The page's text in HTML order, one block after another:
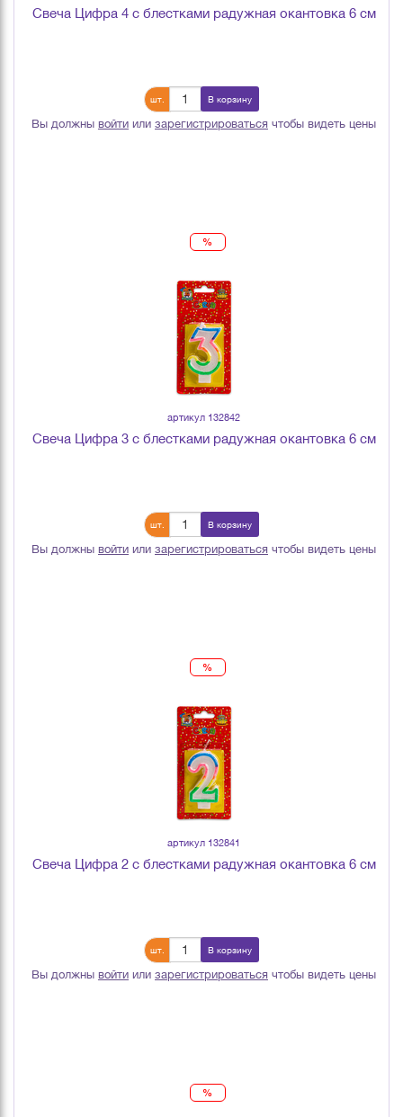
Свеча Цифра 4 с блестками радужная окантовка 6 см
шт. В корзину
Вы должны войти или зарегистрироваться чтобы видеть цены
%
артикул 132842
Свеча Цифра 3 с блестками радужная окантовка 6 см
шт. В корзину
Вы должны войти или зарегистрироваться чтобы видеть цены
%
артикул 132841
Свеча Цифра 2 с блестками радужная окантовка 6 см
шт. В корзину
Вы должны войти или зарегистрироваться чтобы видеть цены
%